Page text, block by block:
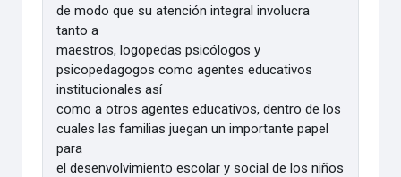
de modo que su atención integral involucra
tanto a
maestros, logopedas psicólogos y
psicopedagogos como agentes educativos
institucionales así
como a otros agentes educativos, dentro de los
cuales las familias juegan un importante papel
para
el desenvolvimiento escolar y social de los niños